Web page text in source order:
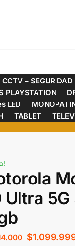
– SEGURIDAD
PLAYSTATION
LED
TABLET
Ultra 5G
$